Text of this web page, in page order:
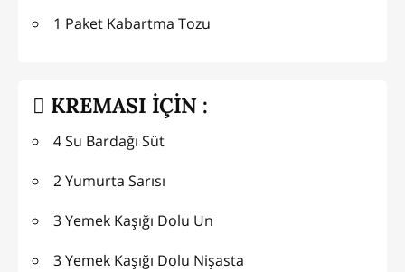
1 Paket Kabartma Tozu
KREMASI İÇİN :
4 Su Bardağı Süt
2 Yumurta Sarısı
3 Yemek Kaşığı Dolu Un
3 Yemek Kaşığı Dolu Nişasta